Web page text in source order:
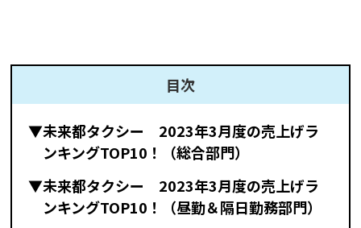
目次
▼未来都タクシー 2023年3月度の売上げラ
ンキングTOP10！（総合部門）
▼未来都タクシー 2023年3月度の売上げラ
ンキングTOP10！（昼勤＆隔日勤務部門）